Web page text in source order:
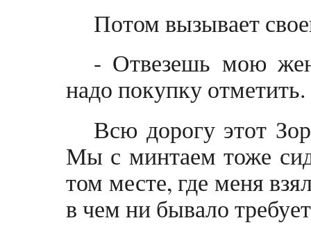
Потом вызывает
- Отвезешь мою
надо покупку отметить.
Всю дорогу этот
Мы с минтаем тоже
том месте, где меня
в чем ни бывало